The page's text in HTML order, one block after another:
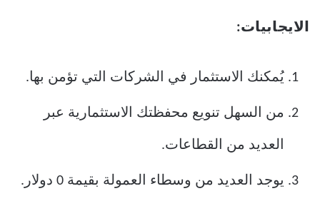
الايجابيات:
يُمكنك الاستثمار في الشركات التي تؤمن بها.
من السهل تنويع محفظتك الاستثمارية عبر
العديد من القطاعات.
يوجد العديد من وسطاء العمولة بقيمة 0 دولار.